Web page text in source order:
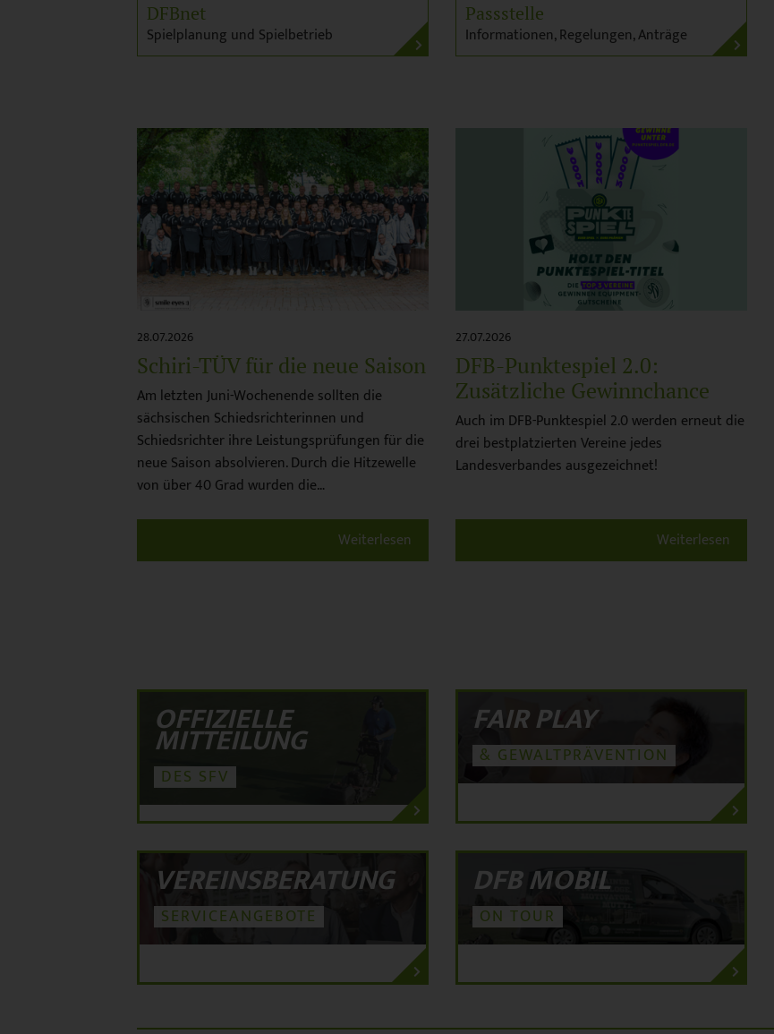
DFBnet
Spielplanung und Spielbetrieb
Passstelle
Informationen, Regelungen, Anträge
28.07.2026
Schiri-TÜV für die neue Saison
Am letzten Juni-Wochenende sollten die
sächsischen Schiedsrichterinnen und
Schiedsrichter ihre Leistungsprüfungen für die
neue Saison absolvieren. Durch die Hitzewelle
von über 40 Grad wurden die…
Weiterlesen
27.07.2026
DFB-Punktespiel 2.0:
Zusätzliche Gewinnchance
Auch im DFB-Punktespiel 2.0 werden erneut die
drei bestplatzierten Vereine jedes
Landesverbandes ausgezeichnet!
Weiterlesen
OFFIZIELLE
MITTEILUNG
DES SFV
FAIR PLAY
& GEWALTPRÄVENTION
VEREINSBERATUNG
SERVICEANGEBOTE
DFB MOBIL
ON TOUR